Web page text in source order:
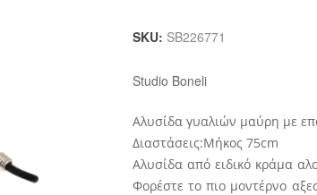
SKU: SB226771
Studio Boneli
Αλυσίδα γυαλιών μαύρη με
Διαστάσεις:Μήκος 75cm
Αλυσίδα από ειδικό κράμα
Φορέστε το πιο μοντέρνο